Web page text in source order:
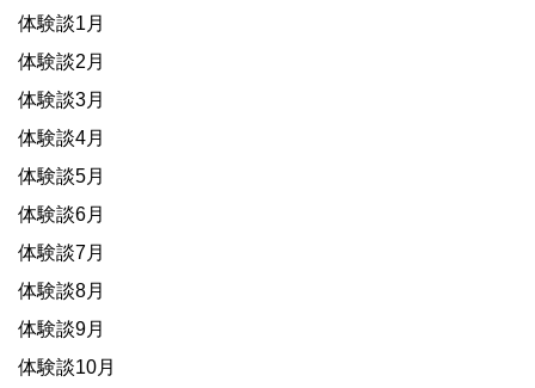
体験談1月
体験談2月
体験談3月
体験談4月
体験談5月
体験談6月
体験談7月
体験談8月
体験談9月
体験談10月